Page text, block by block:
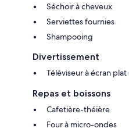
Séchoir à cheveux
Serviettes fournies
Shampooing
Divertissement
Téléviseur à écran
Repas et boissons
Cafetière-théière
Four à micro-ondes